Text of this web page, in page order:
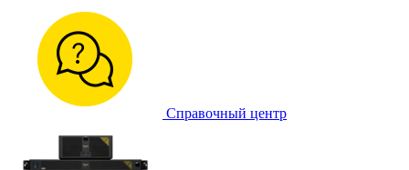
Справочный центр